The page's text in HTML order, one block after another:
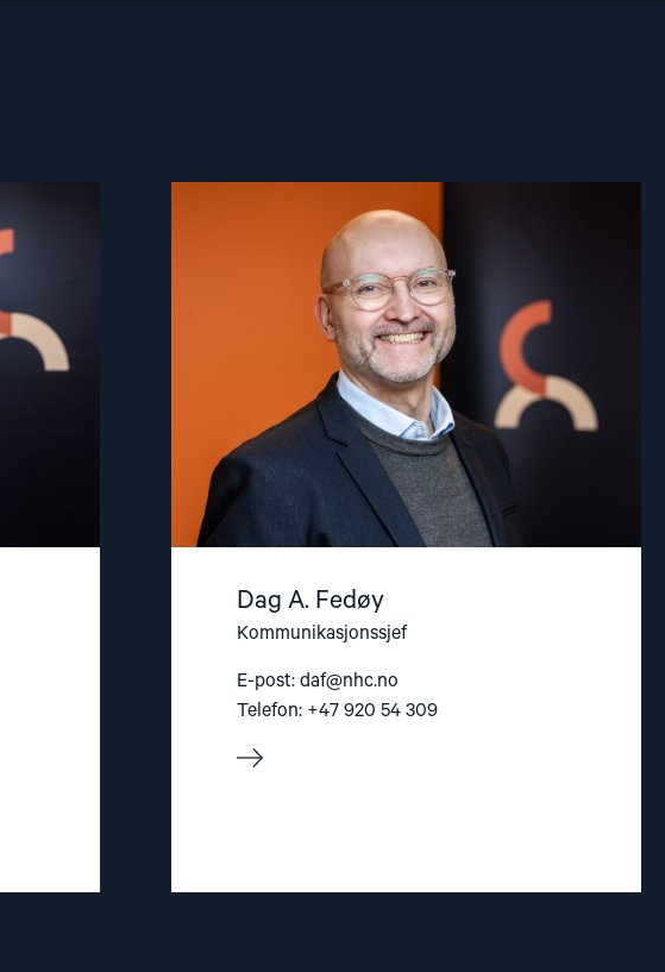
Dag A. Fedøy
Kommunikasjonssjef
E-post:daf@nhc.no
Telefon: +47 920 54 309
article
"Dag
Fedøy"